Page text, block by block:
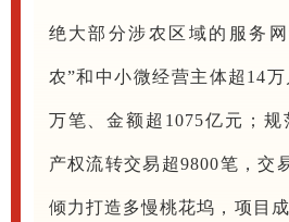
绝大部分涉农区域的服务
农”和中小微经营主体超14
万笔、金额超1075亿元；
产权流转交易超9800笔，交
倾力打造多慢桃花坞，项目